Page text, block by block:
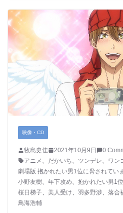
映像・CD
牧島史佳 2021年10月9日
0
アニメ
だかいち ツンデレ ワン
劇場版 抱かれたい男1位に脅されてい
小野友樹
年下攻め 抱かれたい男1
桜日梯子
美人受け 羽多野渉 落合
鳥海浩輔